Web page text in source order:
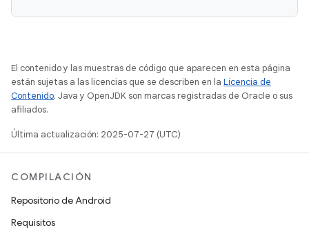
El contenido y las muestras de código que aparecen en esta página
están sujetas a las licencias que se describen en la Licencia de
Contenido. Java y OpenJDK son marcas registradas de Oracle o sus
afiliados.
Última actualización: 2025-07-27 (UTC)
COMPILACIÓN
Repositorio de Android
Requisitos